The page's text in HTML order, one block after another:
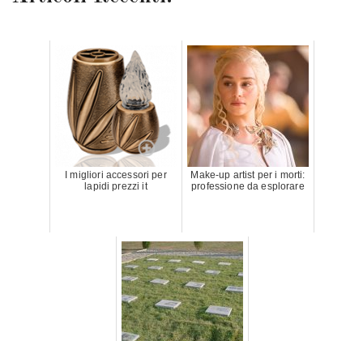
I migliori accessori per
lapidi prezzi it
Make-up artist per i morti:
professione da esplorare